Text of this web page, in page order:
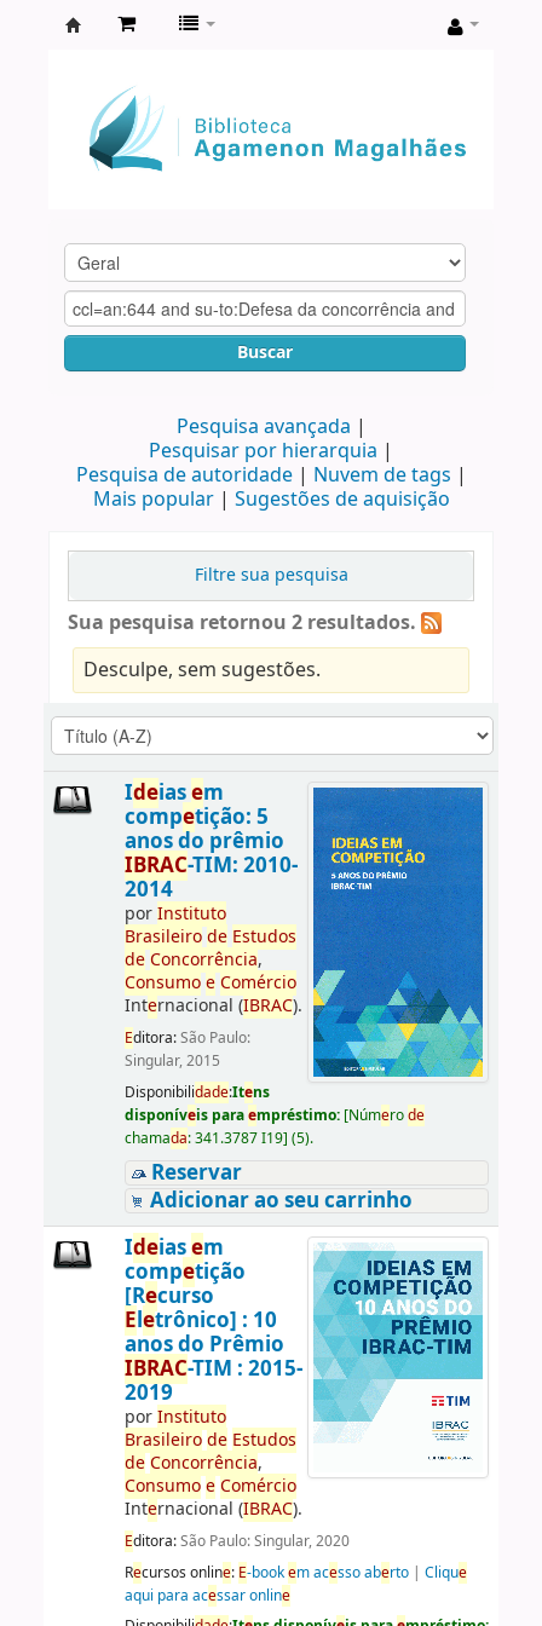
Agamenon
Magalhães
Buscar
Pesquisa avançada
Pesquisar por hierarquia
Pesquisa de autoridade
Nuvem de tags
Mais popular
Sugestões de aquisição
Filtre sua pesquisa
Sua pesquisa retornou 2 resultados.
Desculpe, sem sugestões.
Ideiasem
competição: 5
anos do prêmio
IBRAC-TIM: 2010-
2014
porInstituto
Brasileiro de Estudos
de Concorrência,
Consumo e Comércio
Internacional (IBRAC).
Editora:São Paulo:
Singular, 2015
Disponibilidade:Itens
disponíveis paraempréstimo: [Númerode
chamada:341.3787 I19] (5).
Reservar
Adicionar ao seu carrinho
Ideiasem
competição
[Recurso
Eletrônico] : 10
anos do Prêmio
IBRAC-TIM : 2015-
2019
porInstituto
Brasileiro de Estudos
de Concorrência,
Consumo e Comércio
Internacional (IBRAC).
Editora:São Paulo: Singular, 2020
Recursos online: E-bookem acesso aberto| Clique
aqui para acessar online